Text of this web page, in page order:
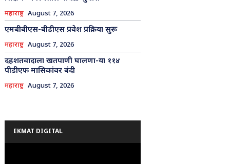
महाराष्ट्र August 7, 2026
एमबीबीएस-बीडीएस प्रवेश प्रक्रिया सुरू
महाराष्ट्र August 7, 2026
दहशतवादाला खतपाणी घालणा-या ११४
पीडीएफ मासिकांवर बंदी
महाराष्ट्र August 7, 2026
EKMAT DIGITAL